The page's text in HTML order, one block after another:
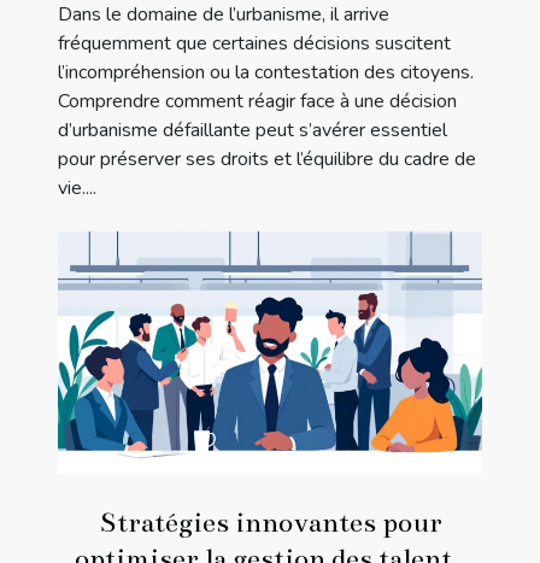
Dans le domaine de l’urbanisme, il arrive
fréquemment que certaines décisions suscitent
l’incompréhension ou la contestation des citoyens.
Comprendre comment réagir face à une décision
d’urbanisme défaillante peut s’avérer essentiel
pour préserver ses droits et l’équilibre du cadre de
vie....
Stratégies innovantes pour